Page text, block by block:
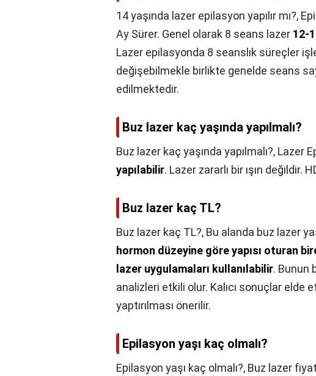
14 yaşında lazer epilasyon yapılır mı?,
Ay Sürer. Genel olarak 8 seans lazer 12-
Lazer epilasyonda 8 seanslık süreçler
değişebilmekle birlikte genelde seans
edilmektedir.
Buz lazer kaç yaşında yapılmalı?
Buz lazer kaç yaşında yapılmalı?, Lazer
yapılabilir. Lazer zararlı bir ışın değildir.
Buz lazer kaç TL?
Buz lazer kaç TL?, Bu alanda buz lazer yaş
hormon düzeyine göre yapısı oturan
lazer uygulamaları kullanılabilir. Bunun
analizleri etkili olur. Kalıcı sonuçlar
yaptırılması önerilir.
Epilasyon yaşı kaç olmalı?
Epilasyon yaşı kaç olmalı?, Buz lazer